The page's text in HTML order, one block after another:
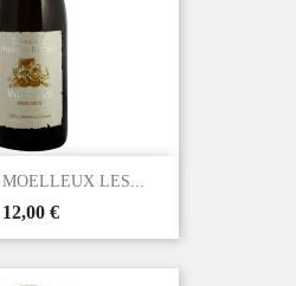
LES...
Prix
12,00 €